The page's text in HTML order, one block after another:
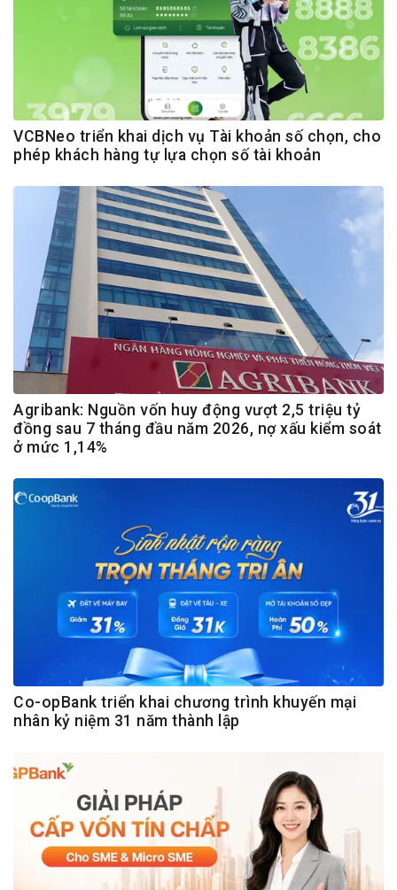
VCBNeo triển khai dịch vụ Tài khoản số chọn, cho
phép khách hàng tự lựa chọn số tài khoản
Agribank: Nguồn vốn huy động vượt 2,5 triệu tỷ
đồng sau 7 tháng đầu năm 2026, nợ xấu kiểm soát
ở mức 1,14%
Co-opBank triển khai chương trình khuyến mại
nhân kỷ niệm 31 năm thành lập